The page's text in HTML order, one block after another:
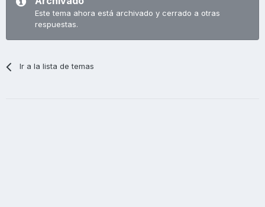
Este tema ahora está archivado y cerrado a otras
respuestas.
Ir a la lista de temas